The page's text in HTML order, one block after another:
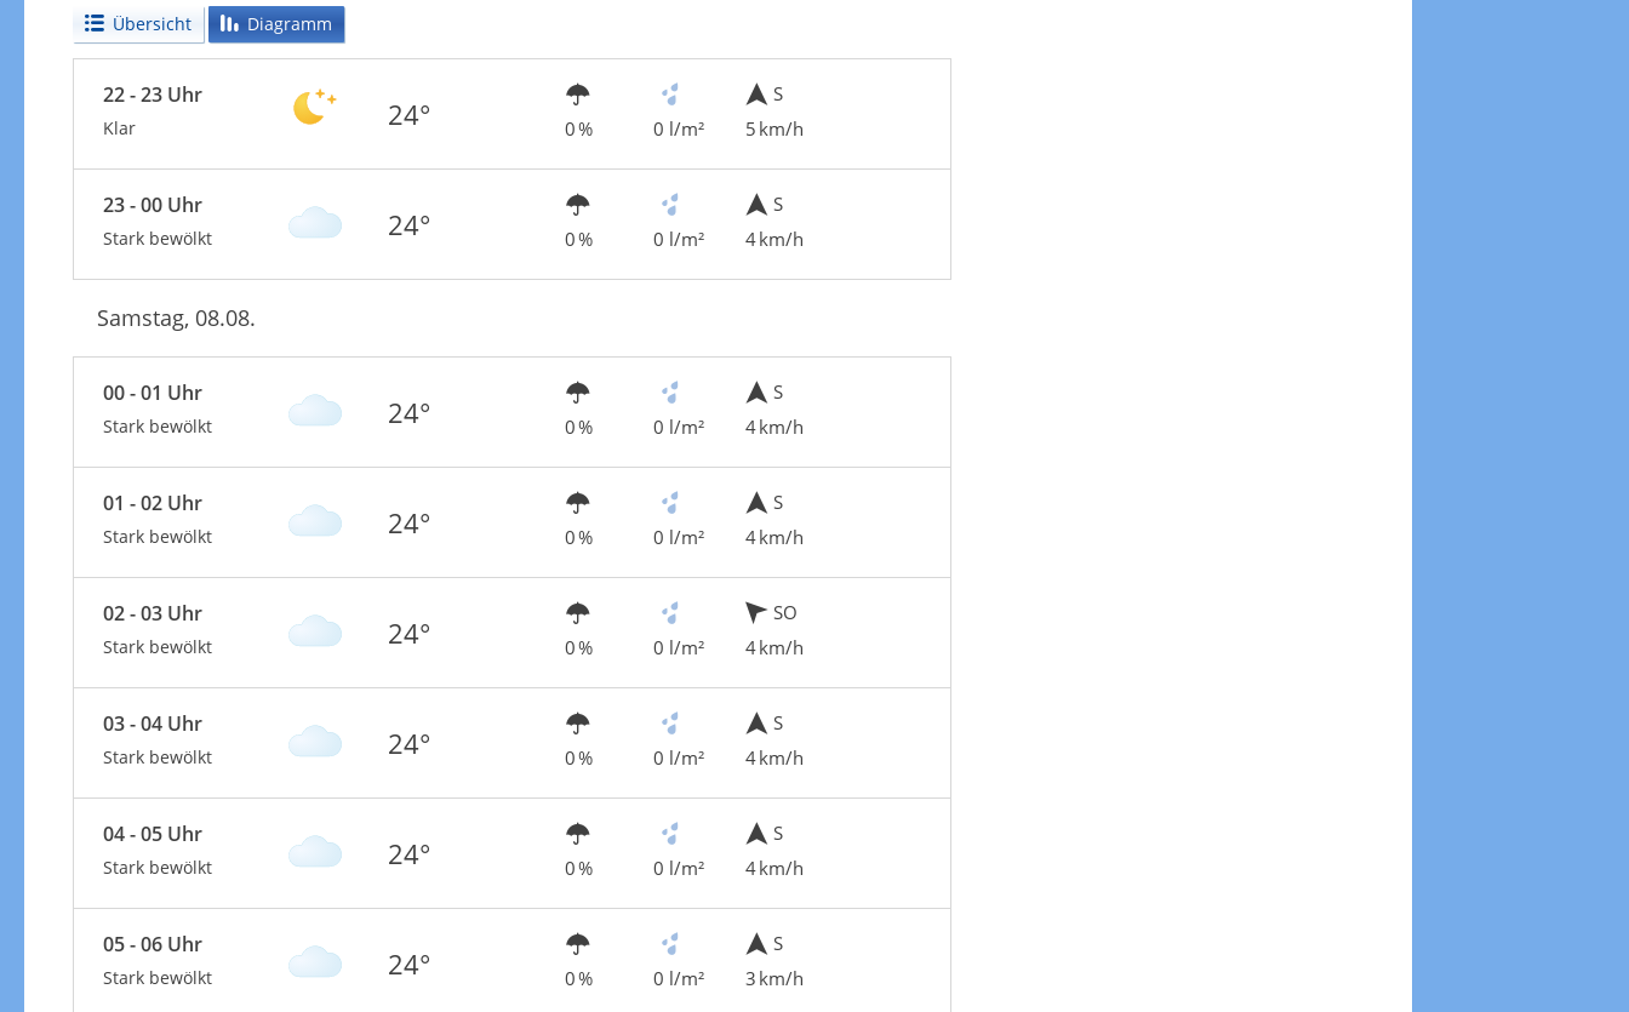
Übersicht Diagramm
22 - 23 Uhr
Klar 24° 0 % 0 l/m²
S
5 km/h
23 - 00 Uhr
Stark bewölkt 24° 0 % 0 l/m²
S
4 km/h
Samstag, 08.08.
00 - 01 Uhr
Stark bewölkt 24° 0 % 0 l/m²
S
4 km/h
01 - 02 Uhr
Stark bewölkt 24° 0 % 0 l/m²
S
4 km/h
02 - 03 Uhr
Stark bewölkt 24° 0 % 0 l/m²
SO
4 km/h
03 - 04 Uhr
Stark bewölkt 24° 0 % 0 l/m²
S
4 km/h
04 - 05 Uhr
Stark bewölkt 24° 0 % 0 l/m²
S
4 km/h
05 - 06 Uhr
Stark bewölkt 24° 0 % 0 l/m²
S
3 km/h